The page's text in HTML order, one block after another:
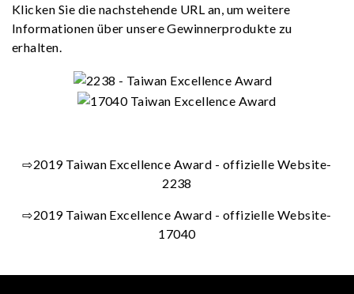
Klicken Sie die nachstehende URL an, um weitere
Informationen über unsere Gewinnerprodukte zu
erhalten.
⇨2019 Taiwan Excellence Award - offizielle Website-
2238
⇨2019 Taiwan Excellence Award - offizielle Website-
17040